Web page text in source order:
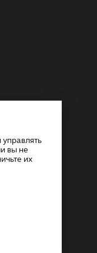
данных.
управлять
вы не
их